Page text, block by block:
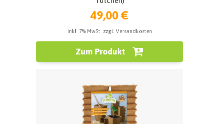
49,00 €
inkl. 7% MwSt. zzgl. Versandkosten
Zum Produkt